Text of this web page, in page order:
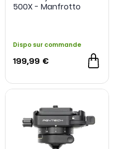
500X - Manfrotto
Dispo sur commande
199,99 €